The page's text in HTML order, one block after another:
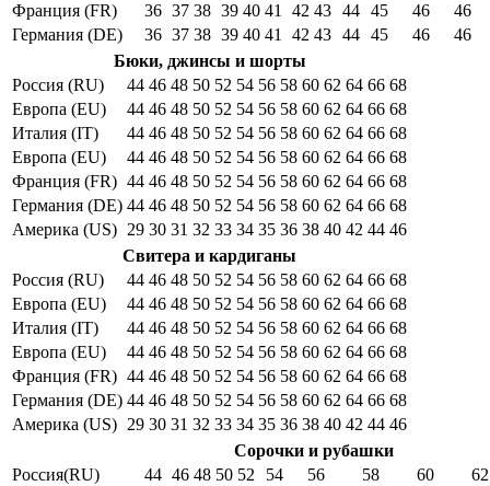
Франция (FR)
36 37 38 39 40 41 42 43 44 45 46
46
Германия (DE)
36 37 38 39 40 41 42 43 44 45 46
46
Бюки, джинсы и шорты
Россия (RU)
44 46 48 50 52 54 56 58 60 62 64 66 68
Европа (EU)
44 46 48 50 52 54 56 58 60 62 64 66 68
Италия (IT)
44 46 48 50 52 54 56 58 60 62 64 66 68
Европа (EU)
44 46 48 50 52 54 56 58 60 62 64 66 68
Франция (FR) 44 46 48 50 52 54 56 58 60 62 64 66 68
Германия (DE) 44 46 48 50 52 54 56 58 60 62 64 66 68
Америка (US) 29 30 31 32 33 34 35 36 38 40 42 44 46
Свитера и кардиганы
Россия (RU)
44 46 48 50 52 54 56 58 60 62 64 66 68
Европа (EU)
44 46 48 50 52 54 56 58 60 62 64 66 68
Италия (IT)
44 46 48 50 52 54 56 58 60 62 64 66 68
Европа (EU)
44 46 48 50 52 54 56 58 60 62 64 66 68
Франция (FR) 44 46 48 50 52 54 56 58 60 62 64 66 68
Германия (DE) 44 46 48 50 52 54 56 58 60 62 64 66 68
Америка (US) 29 30 31 32 33 34 35 36 38 40 42 44 46
Сорочки и рубашки
Россия(RU)
44 46 48 50 52 54 56 58 60
62